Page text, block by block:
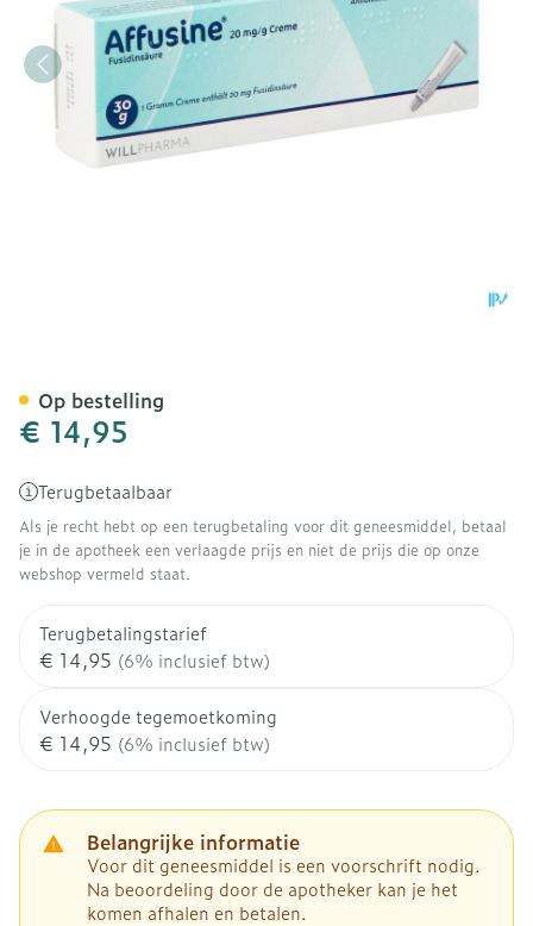
€ 14,95
Terugbetaalbaar
Als je recht hebt op een terugbetaling voor dit geneesmiddel, betaal
je in de apotheek een verlaagde prijs en niet de prijs die op onze
webshop vermeld staat.
Terugbetalingstarief
€ 14,95 (6% inclusief btw)
Verhoogde tegemoetkoming
€ 14,95 (6% inclusief btw)
Belangrijke informatie
Voor dit geneesmiddel is een voorschrift nodig.
Na beoordeling door de apotheker kan je het
komen afhalen en betalen.
Op bestelling